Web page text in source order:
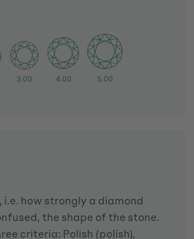
how strongly a diamond
the shape of the stone.
criteria: Polish (polish),